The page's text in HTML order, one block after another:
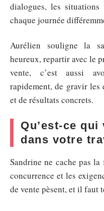
dialogues, les
chaque journée
Aurélien souligne la
heureux, repartir avec le
vente, c’est aussi
rapidement, de gravir les
et de résultats concrets.
Qu’est-ce
dans votre
Sandrine ne cache pas
concurrence et les
de vente pèsent, et il faut